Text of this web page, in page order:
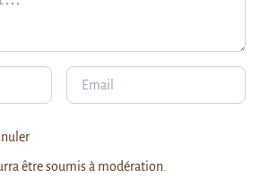
être soumis à modération.